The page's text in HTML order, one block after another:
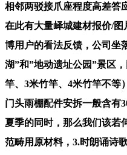
相邻两驳接爪座程度高差答
在此有大量峄城建材报价/
博用户的看法反馈，公司坐
湖”和”地动遗址公园”景区
竿、3米竹竿、4米竹竿不等
门头雨棚配件安拆一般含有
夏季的同时，那么我们该若
范畴用原材料，3.时朗诵诗